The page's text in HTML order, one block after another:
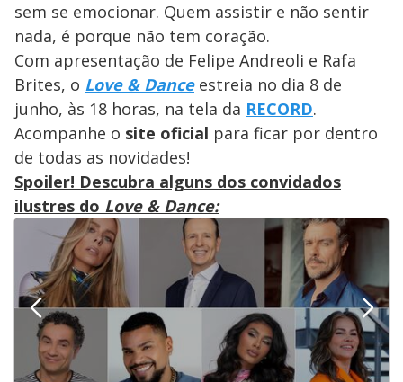
sem se emocionar. Quem assistir e não sentir
nada, é porque não tem coração.
Com apresentação de Felipe Andreoli e Rafa
Brites, o Love & Danceestreia no dia 8 de
junho, às 18 horas, na tela da RECORD.
Acompanhe o site oficial para ficar por dentro
de todas as novidades!
Spoiler! Descubra alguns dos convidados
ilustres do Love & Dance: